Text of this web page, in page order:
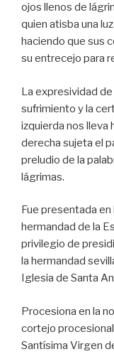
ojos llenos de
quien atisba una
haciendo que sus
su entrecejo para
La expresividad
sufrimiento y la
izquierda nos lleva
derecha sujeta el
preludio de la
lágrimas.
Fue presentada
hermandad de la
privilegio de
la hermandad
Iglesia de Santa
Procesiona en la
cortejo procesional
Santísima Virgen